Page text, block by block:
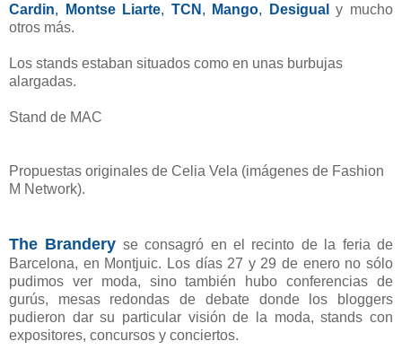
Cardin, Montse Liarte, TCN , Mango, Desigual
y mucho
otros más.
Los stands estaban situados como en unas burbujas
alargadas.
Stand de MAC
Propuestas originales de Celia Vela (imágenes de Fashion
M Network).
The Brandery se consagró en el recinto de la feria de
Barcelona, en Montjuic. Los días 27 y 29 de enero no sólo
pudimos ver moda, sino también hubo conferencias de
gurús, mesas redondas de debate donde los bloggers
pudieron dar su particular visión de la moda, stands con
expositores, concursos y conciertos.